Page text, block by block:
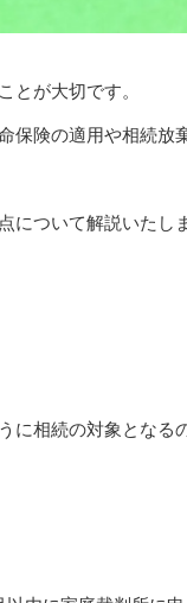
とが大切です。
保険の適用や相続放
ついて解説いたしま
相続の対象となる